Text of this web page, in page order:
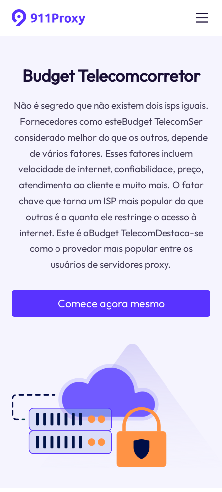
Budget Telecomcorretor
Não é segredo que não existem dois isps iguais.
Fornecedores como esteBudget TelecomSer
considerado melhor do que os outros, depende
de vários fatores. Esses fatores incluem
velocidade de internet, confiabilidade, preço,
atendimento ao cliente e muito mais. O fator
chave que torna um ISP mais popular do que
outros é o quanto ele restringe o acesso à
internet. Este é oBudget TelecomDestaca-se
como o provedor mais popular entre os
usuários de servidores proxy.
Comece agora mesmo